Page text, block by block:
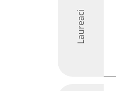
Laureaci